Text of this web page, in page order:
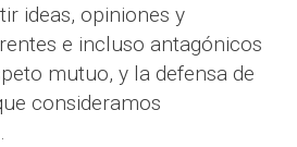
ideas, opiniones y
e incluso antagónicos
mutuo, y la defensa de
consideramos